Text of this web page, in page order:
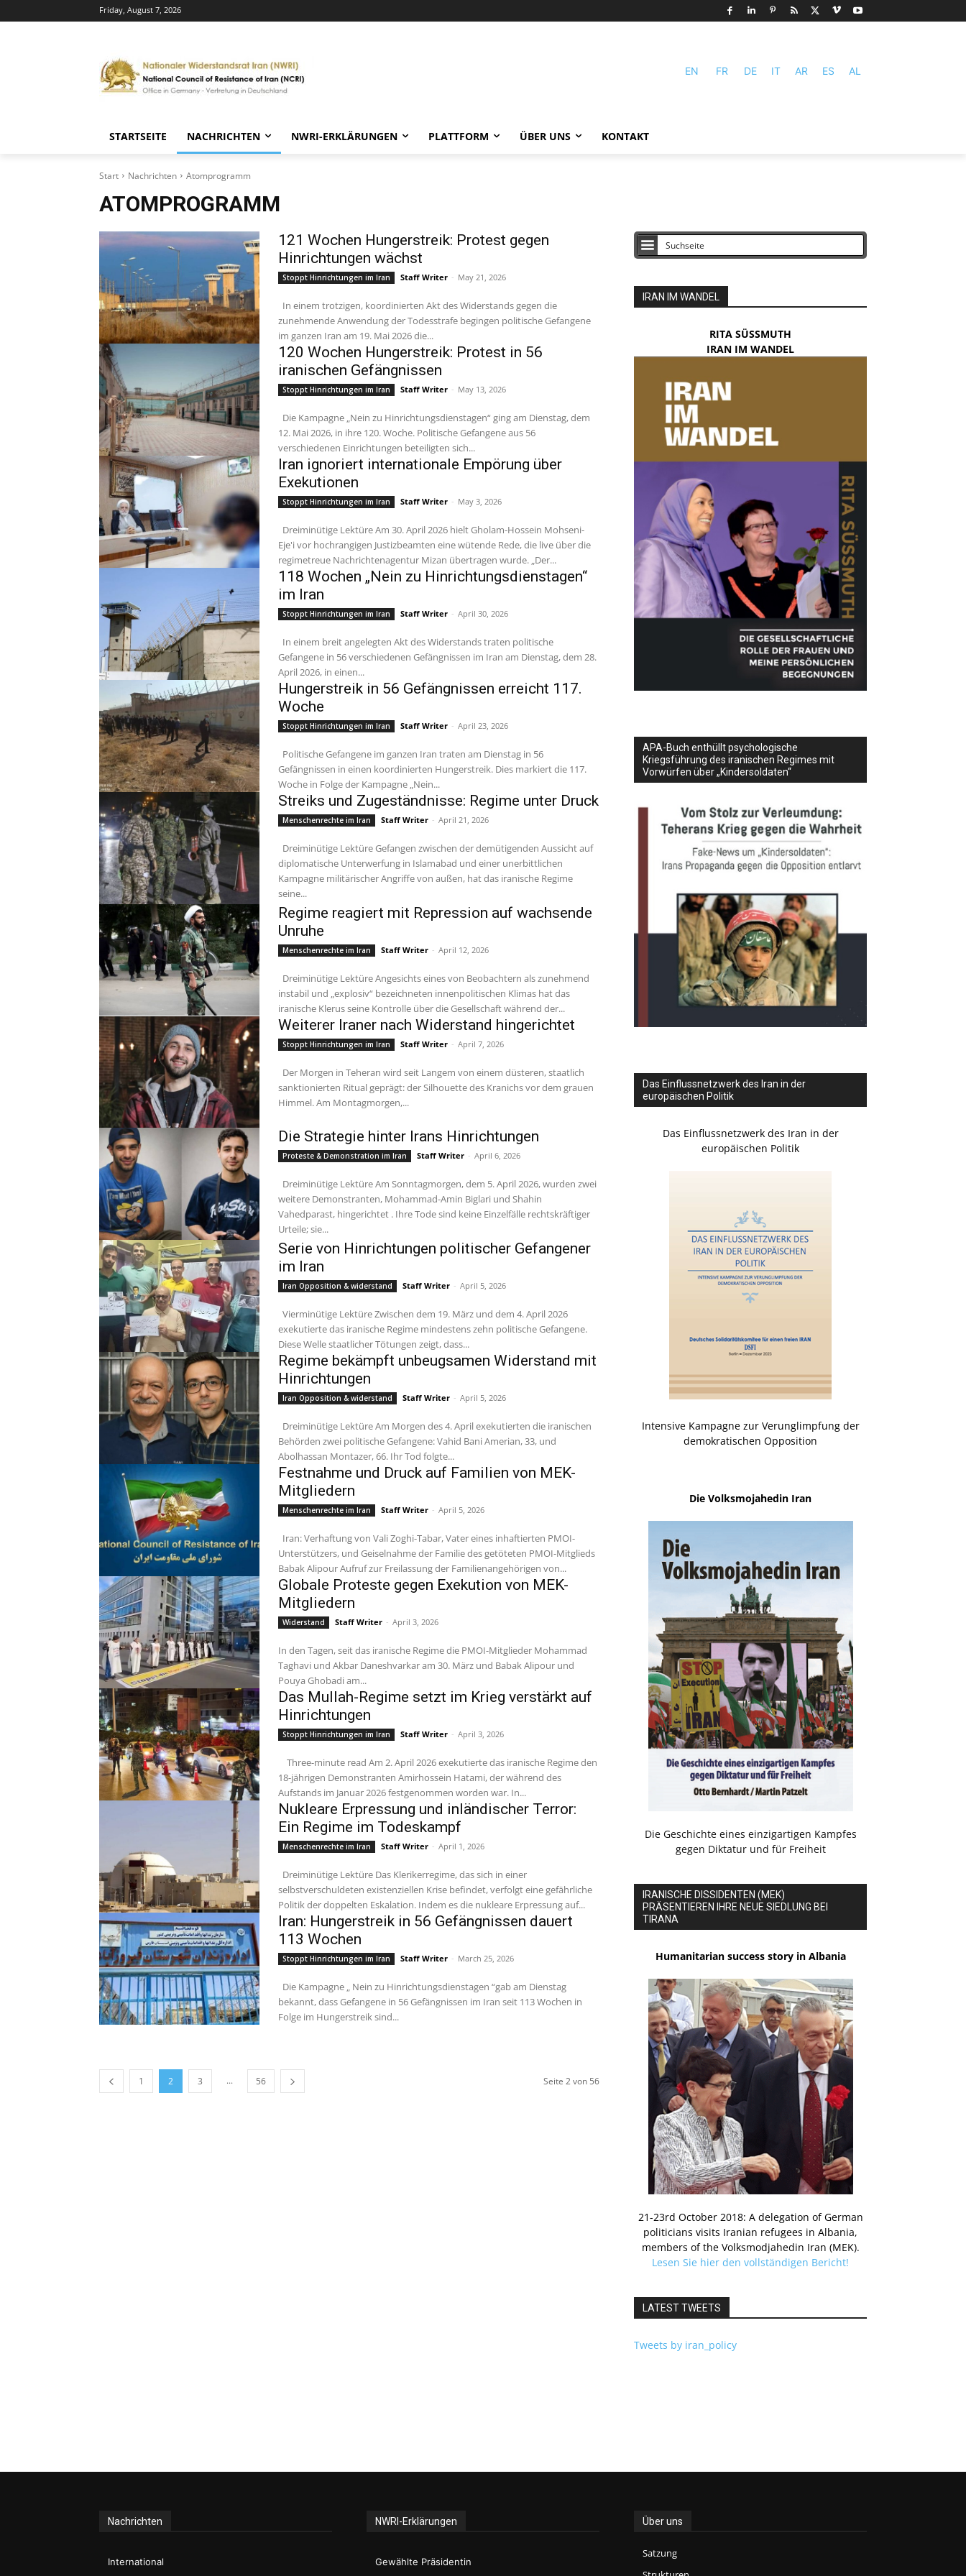
Friday, August 7, 2026
EN FR DE IT AR ES AL
STARTSEITE NACHRICHTEN NWRI-ERKLÄRUNGEN PLATTFORM ÜBER UNS KONTAKT
Start Nachrichten Atomprogramm
ATOMPROGRAMM
121 Wochen Hungerstreik: Protest gegen
Hinrichtungen wächst
Stoppt Hinrichtungen im Iran Staff Writer - May 21, 2026
zunehmende Anwendung der Todesstrafe begingen politische Gefangene
im ganzen Iran am 19. Mai 2026 die...
120 Wochen Hungerstreik: Protest in 56
iranischen Gefängnissen
Stoppt Hinrichtungen im Iran Staff Writer - May 13, 2026
12. Mai 2026, in ihre 120. Woche. Politische Gefangene aus 56
verschiedenen Einrichtungen beteiligten sich...
Iran ignoriert internationale Empörung über
Exekutionen
Stoppt Hinrichtungen im Iran Staff Writer - May 3, 2026
Eje'i vor hochrangigen Justizbeamten eine wütende Rede, die live über die
regimetreue Nachrichtenagentur Mizan übertragen wurde. „Der...
118 Wochen „Nein zu Hinrichtungsdienstagen“
im Iran
Stoppt Hinrichtungen im Iran Staff Writer - April 30, 2026
Gefangene in 56 verschiedenen Gefängnissen im Iran am Dienstag, dem 28.
April 2026, in einen...
Hungerstreik in 56 Gefängnissen erreicht 117.
Woche
Stoppt Hinrichtungen im Iran Staff Writer - April 23, 2026
Gefängnissen in einen koordinierten Hungerstreik. Dies markiert die 117.
Woche in Folge der Kampagne „Nein...
Streiks und Zugeständnisse: Regime unter Druck
Menschenrechte im Iran Staff Writer - April 21, 2026
diplomatische Unterwerfung in Islamabad und einer unerbittlichen
Kampagne militärischer Angriffe von außen, hat das iranische Regime
seine...
Regime reagiert mit Repression auf wachsende
Unruhe
Menschenrechte im Iran Staff Writer - April 12, 2026
instabil und „explosiv“ bezeichneten innenpolitischen Klimas hat das
iranische Klerus seine Kontrolle über die Gesellschaft während der...
Weiterer Iraner nach Widerstand hingerichtet
Stoppt Hinrichtungen im Iran Staff Writer - April 7, 2026
sanktionierten Ritual geprägt: der Silhouette des Kranichs vor dem grauen
Himmel. Am Montagmorgen,...
Die Strategie hinter Irans Hinrichtungen
Proteste & Demonstration im Iran Staff Writer - April 6, 2026
weitere Demonstranten, Mohammad-Amin Biglari und Shahin
Vahedparast, hingerichtet . Ihre Tode sind keine Einzelfälle rechtskräftiger
Urteile; sie...
Serie von Hinrichtungen politischer Gefangener
im Iran
Iran Opposition & widerstand Staff Writer - April 5, 2026
exekutierte das iranische Regime mindestens zehn politische Gefangene.
Diese Welle staatlicher Tötungen zeigt, dass...
Regime bekämpft unbeugsamen Widerstand mit
Hinrichtungen
Iran Opposition & widerstand Staff Writer - April 5, 2026
Behörden zwei politische Gefangene: Vahid Bani Amerian, 33, und
Abolhassan Montazer, 66. Ihr Tod folgte...
Festnahme und Druck auf Familien von MEK-
Mitgliedern
Menschenrechte im Iran Staff Writer - April 5, 2026
Unterstützers, und Geiselnahme der Familie des getöteten PMOI-Mitglieds
Babak Alipour Aufruf zur Freilassung der Familienangehörigen von...
Globale Proteste gegen Exekution von MEK-
Mitgliedern
Widerstand Staff Writer - April 3, 2026
In den Tagen, seit das iranische Regime die PMOI-Mitglieder Mohammad
Taghavi und Akbar Daneshvarkar am 30. März und Babak Alipour und
Pouya Ghobadi am...
Das Mullah-Regime setzt im Krieg verstärkt auf
Hinrichtungen
Stoppt Hinrichtungen im Iran Staff Writer - April 3, 2026
18-jährigen Demonstranten Amirhossein Hatami, der während des
Aufstands im Januar 2026 festgenommen worden war. In...
Nukleare Erpressung und inländischer Terror:
Ein Regime im Todeskampf
Menschenrechte im Iran Staff Writer - April 1, 2026
selbstverschuldeten existenziellen Krise befindet, verfolgt eine gefährliche
Politik der doppelten Eskalation. Indem es die nukleare Erpressung auf...
Iran: Hungerstreik in 56 Gefängnissen dauert
113 Wochen
Stoppt Hinrichtungen im Iran Staff Writer - March 25, 2026
bekannt, dass Gefangene in 56 Gefängnissen im Iran seit 113 Wochen in
Folge im Hungerstreik sind...
1 2 3 ... 56 Seite 2 von 56
IRAN IM WANDEL
RITA SÜSSMUTH
IRAN IM WANDEL
APA-Buch enthüllt psychologische
Kriegsführung des iranischen Regimes mit
Vorwürfen über „Kindersoldaten“
Das Einflussnetzwerk des Iran in der
europäischen Politik
Das Einflussnetzwerk des Iran in der
europäischen Politik
Intensive Kampagne zur Verunglimpfung der
demokratischen Opposition
Die Volksmojahedin Iran
Die Geschichte eines einzigartigen Kampfes
gegen Diktatur und für Freiheit
IRANISCHE DISSIDENTEN (MEK)
PRÄSENTIEREN IHRE NEUE SIEDLUNG BEI
TIRANA
Humanitarian success story in Albania
21-23rd October 2018: A delegation of German
politicians visits Iranian refugees in Albania,
members of the Volksmodjahedin Iran (MEK).
Lesen Sie hier den vollständigen Bericht!
LATEST TWEETS
Tweets by iran_policy
Nachrichten
International
NWRI-Erklärungen
Gewählte Präsidentin
Über uns
Satzung